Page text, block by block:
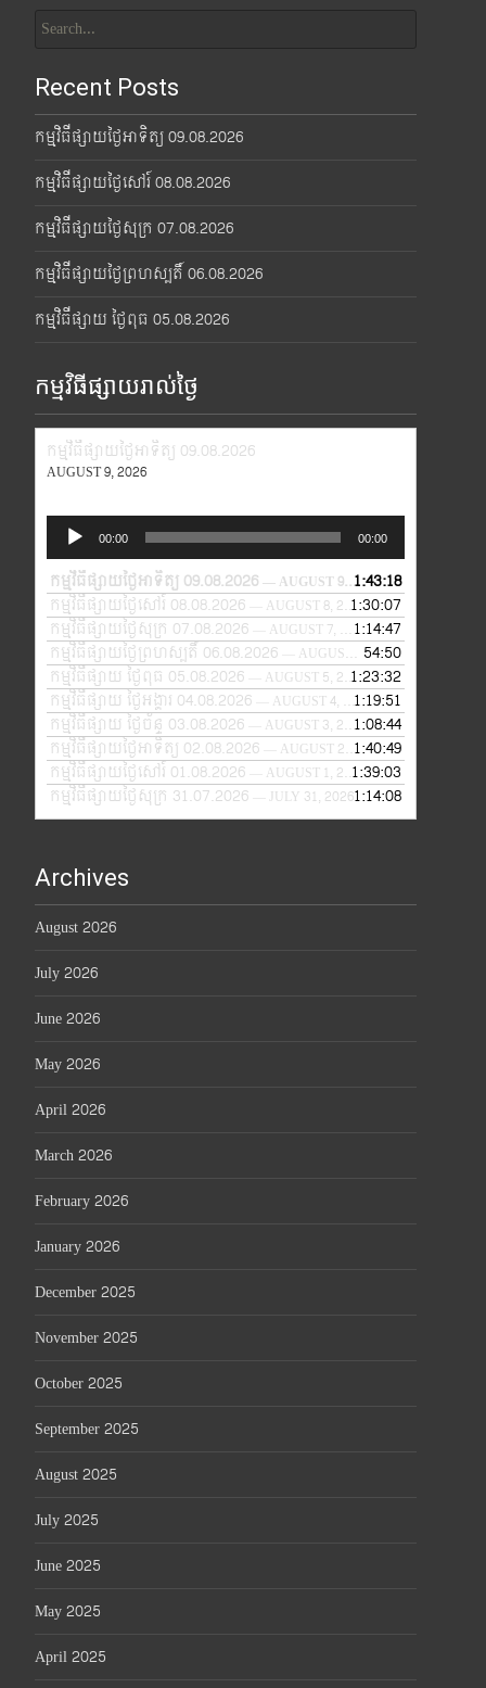
for:
Recent Posts
កម្មវិធីផ្សាយថ្ងៃអាទិត្យ 09.08.2026
កម្មវិធីផ្សាយថ្ងៃសៅរ៍ 08.08.2026
កម្មវិធីផ្សាយថ្ងៃសុក្រ 07.08.2026
កម្មវិធីផ្សាយថ្ងៃព្រហស្បតិ៍ 06.08.2026
កម្មវិធីផ្សាយ ថ្ងៃពុធ 05.08.2026
កម្មវិធីផ្សាយរាល់ថ្ងៃ
កម្មវិធីផ្សាយថ្ងៃអាទិត្យ 09.08.2026
AUGUST 9, 2026
Audio
Player
00:00 00:00
កម្មវិធីផ្សាយថ្ងៃអាទិត្យ 09.08.2026— AUGUST 9, 2026 1:43:18
កម្មវិធីផ្សាយថ្ងៃសៅរ៍ 08.08.2026
— AUGUST 8, 2026 1:30:07
កម្មវិធីផ្សាយថ្ងៃសុក្រ 07.08.2026
— AUGUST 7, 2026
1:14:47
កម្មវិធីផ្សាយថ្ងៃព្រហស្បតិ៍ 06.08.2026
— AUGUST 6, 2026
54:50
កម្មវិធីផ្សាយ ថ្ងៃពុធ 05.08.2026
— AUGUST 5, 2026 1:23:32
កម្មវិធីផ្សាយ ថ្ងៃអង្គារ 04.08.2026
— AUGUST 4, 2026
1:19:51
កម្មវិធីផ្សាយ ថ្ងៃច័ន្ទ 03.08.2026
— AUGUST 3, 2026 1:08:44
កម្មវិធីផ្សាយថ្ងៃអាទិត្យ 02.08.2026
— AUGUST 2, 2026 1:40:49
កម្មវិធីផ្សាយថ្ងៃសៅរ៍ 01.08.2026
— AUGUST 1, 2026 1:39:03
កម្មវិធីផ្សាយថ្ងៃសុក្រ 31.07.2026
— JULY 31, 20261:14:08
Archives
August 2026
July 2026
June 2026
May 2026
April 2026
March 2026
February 2026
January 2026
December 2025
November 2025
October 2025
September 2025
August 2025
July 2025
June 2025
May 2025
April 2025